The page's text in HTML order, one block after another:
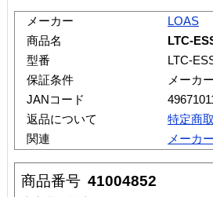
メーカー
LOAS
商品名
LTC-
型番
LTC-
保証条件
メーカ
JANコード
返品について
特定商
関連
メーカ
商品番号 41004852